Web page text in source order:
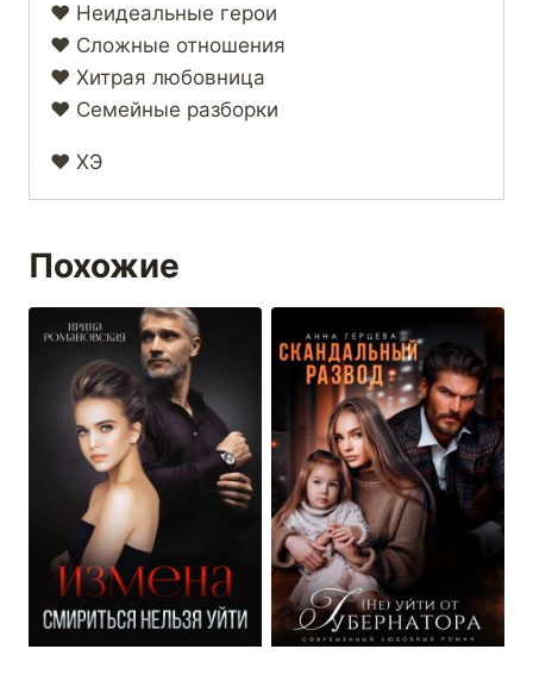
❤️ Неидеальные герои
❤️ Сложные отношения
❤️ Хитрая любовница
❤️ Семейные разборки
❤️ ХЭ
Похожие